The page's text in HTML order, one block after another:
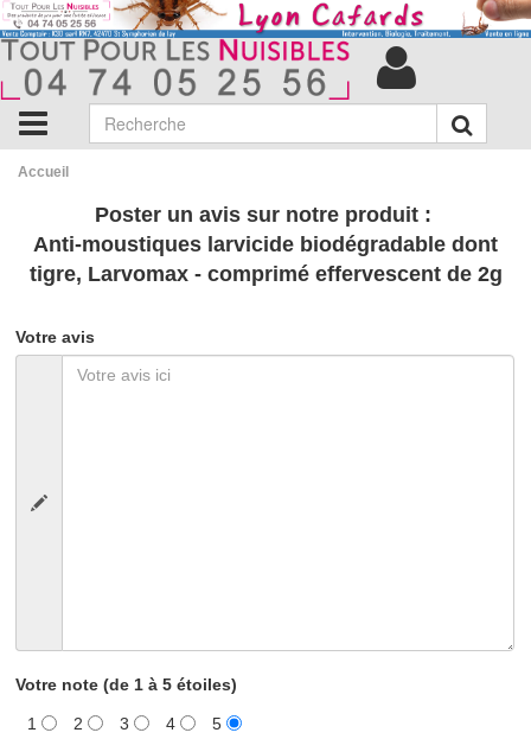
Accueil
Poster un avis sur notre produit :
Anti-moustiques larvicide biodégradable dont
tigre, Larvomax - comprimé effervescent de 2g
Votre avis
Votre note (de 1 à 5 étoiles)
1 2 3 4 5